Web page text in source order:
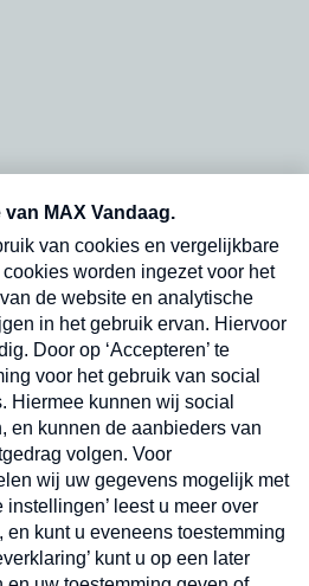
op onze
en dinsdagochtend in
Verzend
op onze